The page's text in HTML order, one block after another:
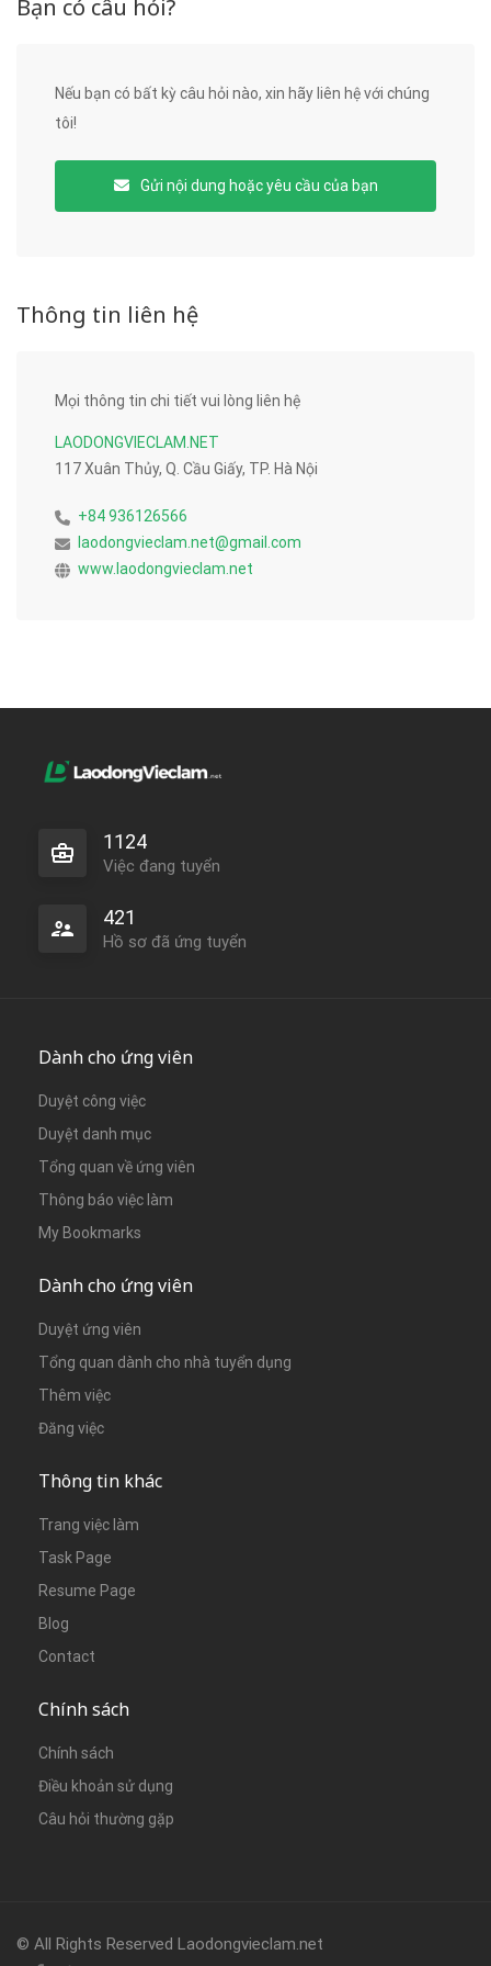
Bạn có câu hỏi?
Nếu bạn có bất kỳ câu hỏi nào, xin hãy liên hệ với chúng
tôi!
Gửi nội dung hoặc yêu cầu của bạn
Thông tin liên hệ
Mọi thông tin chi tiết vui lòng liên hệ
LAODONGVIECLAM.NET
117 Xuân Thủy, Q. Cầu Giấy, TP. Hà Nội
+84 936126566
laodongvieclam.net@gmail.com
www.laodongvieclam.net
1124
Việc đang tuyển
421
Hồ sơ đã ứng tuyển
Dành cho ứng viên
Duyệt công việc
Duyệt danh mục
Tổng quan về ứng viên
Thông báo việc làm
My Bookmarks
Dành cho ứng viên
Duyệt ứng viên
Tổng quan dành cho nhà tuyển dụng
Thêm việc
Đăng việc
Thông tin khác
Trang việc làm
Task Page
Resume Page
Blog
Contact
Chính sách
Chính sách
Điều khoản sử dụng
Câu hỏi thường gặp
© All Rights Reserved Laodongvieclam.net